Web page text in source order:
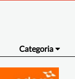
Categoria